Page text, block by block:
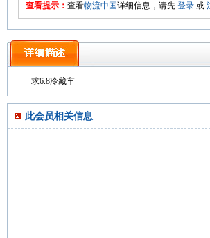
查看提示： 查看物流中国详细信息，请先 登录 或
求6.8冷藏车
此会员相关信息